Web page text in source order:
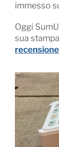
immesso
Oggi
sua